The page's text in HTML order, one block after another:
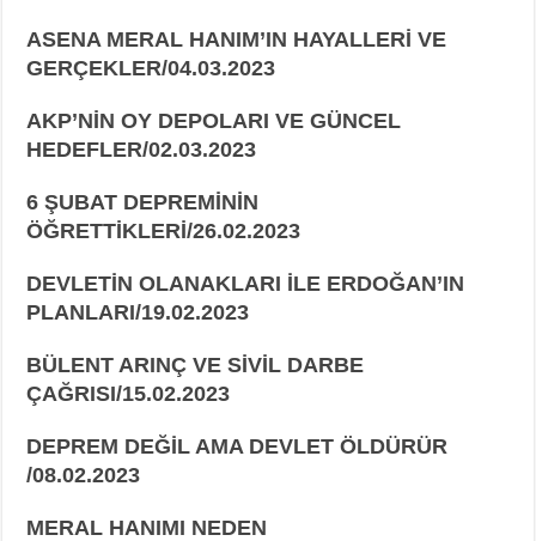
ASENA MERAL HANIM’IN HAYALLERİ VE
GERÇEKLER/04.03.2023
AKP’NİN OY DEPOLARI VE GÜNCEL
HEDEFLER/02.03.2023
6 ŞUBAT DEPREMİNİN
ÖĞRETTİKLERİ/26.02.2023
DEVLETİN OLANAKLARI İLE ERDOĞAN’IN
PLANLARI/19.02.2023
BÜLENT ARINÇ VE SİVİL DARBE
ÇAĞRISI/15.02.2023
DEPREM DEĞİL AMA DEVLET ÖLDÜRÜR
/08.02.2023
MERAL HANIMI NEDEN